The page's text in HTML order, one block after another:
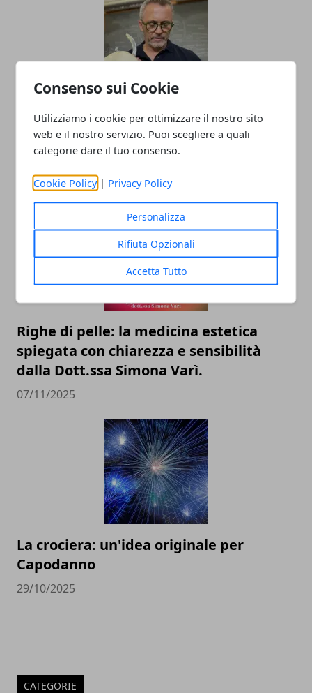
Consenso sui Cookie
Utilizziamo i cookie per ottimizzare il nostro sito
web e il nostro servizio. Puoi scegliere a quali
categorie dare il tuo consenso.
Cookie Policy | Privacy Policy
Personalizza
Rifiuta Opzionali
Accetta Tutto
Il professor Nuzzolese, a Torino come a
Bari: scienza e diritti umani nel nome
dell’identità perduta
20/11/2025
Righe di pelle: la medicina estetica
spiegata con chiarezza e sensibilità
dalla Dott.ssa Simona Varì.
07/11/2025
La crociera: un'idea originale per
Capodanno
29/10/2025
CATEGORIE